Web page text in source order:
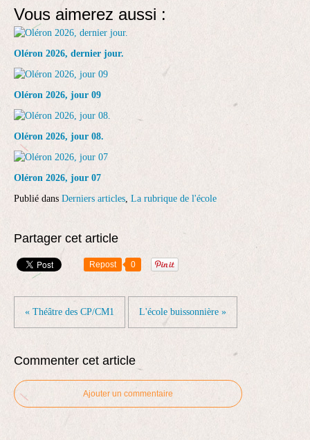
Vous aimerez aussi :
Oléron 2026, dernier jour.
Oléron 2026, jour 09
Oléron 2026, jour 08.
Oléron 2026, jour 07
Publié dans Derniers articles, La rubrique de l'école
Partager cet article
Repost 0
« Théâtre des CP/CM1 L'école buissonnière »
Commenter cet article
Ajouter un commentaire